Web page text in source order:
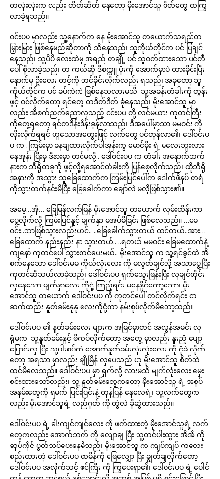
တလုံးလုံးက လည်း တိတ်ဆိတ် နေတော့ မိုးအောင်သူ စိတ်တွေ ထကြွ
လာခဲ့ရသည်။
ဝင်းပပ မှာလည်း သူ့နောက်က နေ မိုးအောင်သူ တယောက်သရည်တ
မြှားမြှား ဖြစ်နေမည်ဆိုတာကို သိနေသည်၊ သူကိုယ်တိုင်က ပင် ပြချင်
နေသည်၊ သူ့ပိပိ လေးထဲမှ အရည် တချို့ ပင် သူဝတ်ထားသော ပင်တီ
ပေါ် စိုလာခဲ့သည်၊ တ ကယ်ဆို ဒီစက္ကူ ပုံးကို အောက်မှာပဲ ထားခိုင်းပြီး
နောက်မှ ဦးလေး တင့်ကို တင်ခိုင်းလိုက်လည်း ရသည်၊ အခုတော့ သူ
ကိုယ်တိုင်က ပင် ခပ်ကဲကဲ ဖြစ်နေသလားမသိ၊ သူ့အခန်းတံခါးကို တွန်း
ဖွင့် ဝင်လိုက်တော့ ရင်တွေ တဒိတ်ဒိတ် ခုံနေသည်၊ မိုးအောင်သူ မှာ
လည်း အိစက်ညက်ညောလှသည့် ဝင်းပပ တို့ လင်မယား ကုတင်ကြီး
ကိုတွေ့ရတော့ ရင်တဒိန်းဒိန်းခုန်လာသည်၊ ဒီအပေါ်မှာသာ မမဝင်း ကို
လိုးလိုက်ရရင် ဟူသောအတွေးဖြင့် လက်တွေ ပင်တုန်လာ၏၊ ဒေါ်ဝင်းပ
ပ က ..ကြမ်းမှာ ခနချထားလိုက်ပါအုန်းကွ မောင်မိုး ရဲ့ မလေးဘူးလား
နေအုန်း ပြီးမှ ဒီနားမှာ တင်မလို့.. ဒေါ်ဝင်းပပ က တံခါး အနောက်ဘက်
နားက ဘီရိုတခုကို ဖွင့်လို့ရအောင်တံခါးကို ပြန်စေ့လိုက်သည်၊ ထိုဘီရို
အနားကို အသွား သူခြေထောက်က ကြမ်းပြင်ပေါ်က ဒေါက်ဖိနပ် တရံ
ကိုသွားတက်နင်းမိပြီး ခြေခေါက်ကာ ချော်လဲ မလိုဖြစ်သွား၏။
အမေ့…အို… ခြေမြန်လက်မြန် မိုးအောင်သူ တယောက် လှမ်းထိန်းကာ
ပွေ့လိုက်လို့ ကြမ်းပြင်နူင့် မျက်နှာ မအပ်မိခြင်း ဖြစ်လေသည်။ …မမ
ဝင်း..ဘာဖြစ်သွားလည်းဟင်.. ..ခြေခေါက်သွားတယ် ထင်တယ်..အား…
ခြေထောက် နည်းနည်း နာ သွားတယ်.. ..ရတယ် မမဝင်း ခြေမထောက်နဲ့
ကျနော် ကုတင်ပေါ် သွားတင်ပေးမယ်.. မိုးအောင်သူ က သူ့ရင်ခွင်ထဲ အိ
စက်နေသော ဒေါ်ဝင်းမမ ကိုယ်လုံးလေး ကို မလွတ်ချင်လို့ အသာပွေ့ပြီး
ကုတင်ဆီသယ်လာခဲ့သည်၊ ဒေါ်ဝင်းပပ ရှက်သွေးဖြန်းပြီး လှချင်တိုင်း
လှနေသော မျက်နှာလေး ကိုငုံ့ ကြည့်ရင်း မနေနိူင်တော့သော၊ မိုး
အောင်သူ တယောက် ဒေါ်ဝင်းပပ ကို ကုတင်ပေါ် တင်လိုက်ရင်း တ
ဆက်ထည်း နူတ်ခမ်းနုနု လေးကိုငုံ့ကာ နမ်းစုပ်လိုက်မိတော့သည်။
ဒေါ်ဝင်းပပ ၏ နူတ်ခမ်းလေး များက အမြင်မှာတင် အလွန်အမင်း လှ
ရုံမက၊ သူ့နူတ်ခမ်းနူင့် ဖိကပ်လိုက်တော့ အတွေ့ မှာလည်း နူးညံ့ ပျော့
ပြောင်းလှ ပြီး သူ့ပါးစပ်ထဲ အောက်နူတ်ခမ်းလုံးလုံးလေး ကို ငုံခဲ လိုက်
တော့ အရသာ မှာလည်း ချိုမြိန် လှပေသည် ဟု မိုးအောင်သူ စိတ်ထဲ
ထင်မိလေသည်။ ဒေါ်ဝင်းပပ မှာ ရှက်လို့ လားမသိ မျက်လုံးလေး မှေး
စင်းထားသော်လည်း၊ သူ့ နူတ်ခမ်းတွေကတော့ မိုးအောင်သူ ရဲ့ အစုပ်
အနမ်းတွေကို ရမက် ပြင်းပြင်းနဲ့ တုန့်ပြန် နေလေရဲ့၊ သူ့လက်တွေက
လည်း မိုးအောင်သူရဲ့ လည်ဂုတ် ကို တွဲလဲ ခိုဆွဲထားသည်။
ဒေါ်ဝင်းပပ ရဲ့ ခါးကျင်ကျင်လေး ကို ဖက်ထားတဲ့ မိုးအောင်သူရဲ့ လက်
တွေကလည်း အောက်ဘက် ကို လျောချ ပြီး သူ့တင်ပါးထွား အိအိ ကို
ဆုပ်ကိုင် ပွတ်သပ်ပေးနေမိသည်၊ မိုးအောင်သူ က ကျပ်ကျပ် ကလေး
စည်းထားတဲ့ ဒေါ်ဝင်းပပ ထမိန်ကို ဖြေလျှော့ ပြီး ချွတ်ချလိုက်တော့
ဒေါ်ဝင်းပပ အလိုက်သင့် ဖင်ကြီး ကို ကြွပေးရှာ၏၊ ဒေါ်ဝင်းပပ ရဲ့ ပေါင်